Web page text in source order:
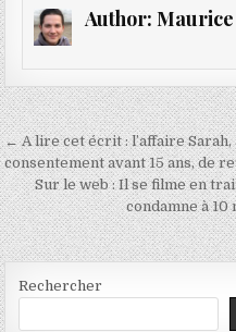
Author:
Navigation
de
l’article
← A lire cet écrit : l’affaire
consentement avant 15 ans, de
Sur le web : Il se filme en
condamne à
Rechercher